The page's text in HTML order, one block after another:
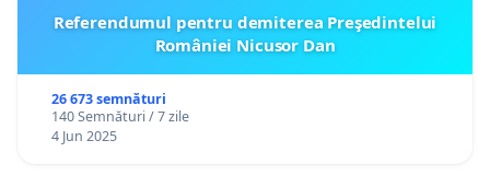
Referendumul pentru demiterea Preşedintelui
României Nicusor Dan
26 673 semnături
140 Semnături / 7 zile
4 Jun 2025